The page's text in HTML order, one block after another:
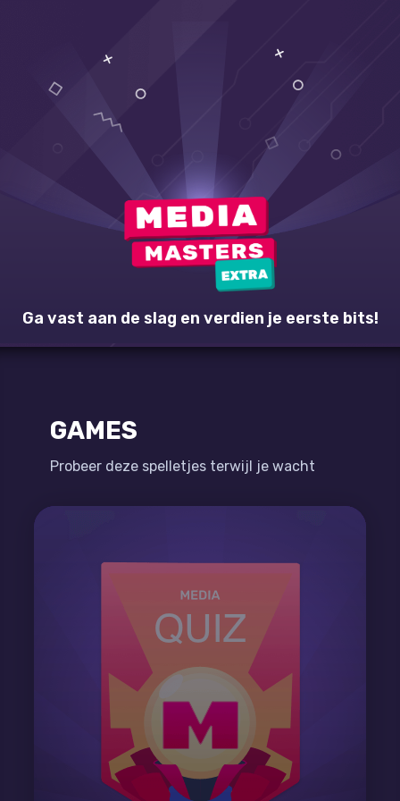
Ga vast aan de slag en verdien je eerste bits!
GAMES
Probeer deze spelletjes terwijl je wacht